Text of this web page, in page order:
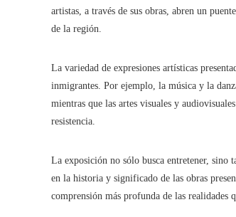
artistas, a través de sus obras, abren un
de la región.
La variedad de expresiones artísticas
inmigrantes. Por ejemplo, la música y la
mientras que las artes visuales y
resistencia.
La exposición no sólo busca entretener, sino
en la historia y significado de las obras
comprensión más profunda de las